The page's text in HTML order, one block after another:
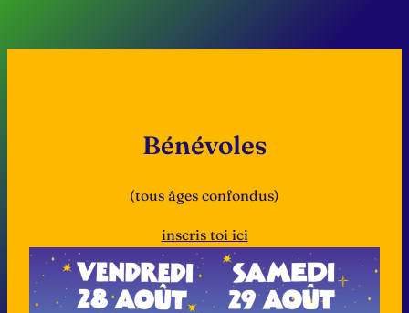
Bénévoles
(tous âges confondus)
inscris toi ici